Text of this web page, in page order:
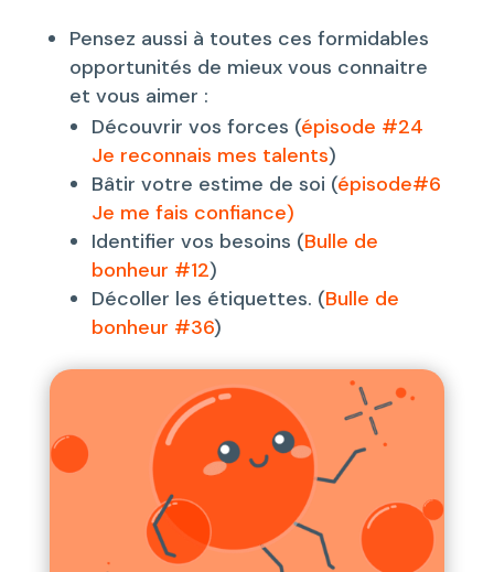
Pensez aussi à toutes ces formidables
opportunités de mieux vous connaitre
et vous aimer :
Découvrir vos forces (épisode #24
Je reconnais mes talents)
Bâtir votre estime de soi (épisode#6
Je me fais confiance)
Identifier vos besoins (Bulle de
bonheur #12)
Décoller les étiquettes. (Bulle de
bonheur #36)